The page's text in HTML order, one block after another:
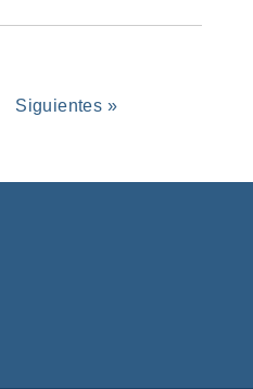
Siguientes »